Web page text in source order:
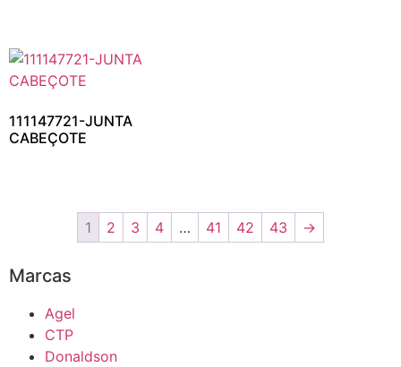
Marcas
Agel
CTP
Donaldson
111147721-JUNTA
CABEÇOTE
1 2 3 4 … 41 42 43 →